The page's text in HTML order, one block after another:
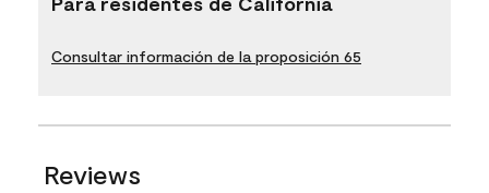
Consultar información de la proposición 65
Reviews